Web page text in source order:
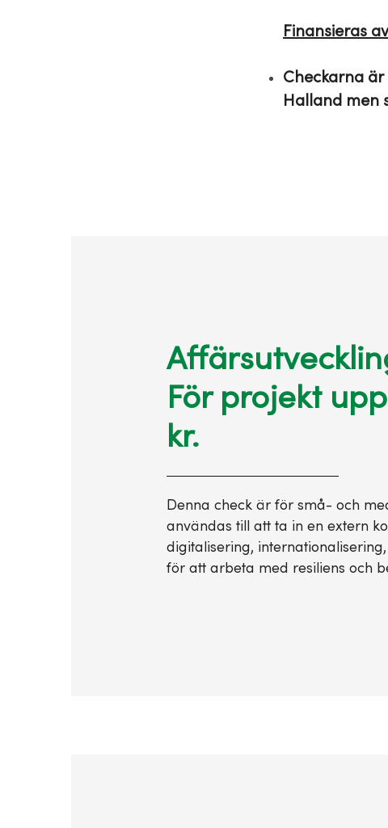
Finansieras
Checkarna är
Halland men
För projekt
kr.
Denna check är för små- och
användas till att ta in en extern
digitalisering,
för att arbeta med resiliens och